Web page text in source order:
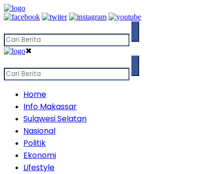
✖
Home
Info Makassar
Sulawesi Selatan
Nasional
Politik
Ekonomi
Lifestyle